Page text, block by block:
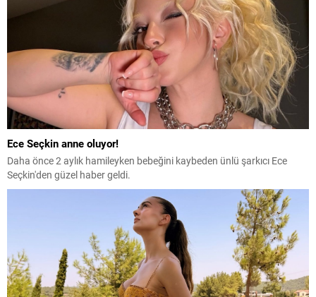
Ece Seçkin anne oluyor!
Daha önce 2 aylık hamileyken bebeğini kaybeden ünlü şarkıcı Ece
Seçkin'den güzel haber geldi.